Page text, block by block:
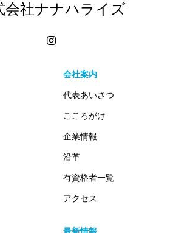
会社ナナハライズ
会社案内
代表あいさつ
こころがけ
企業情報
沿革
有資格者一覧
アクセス